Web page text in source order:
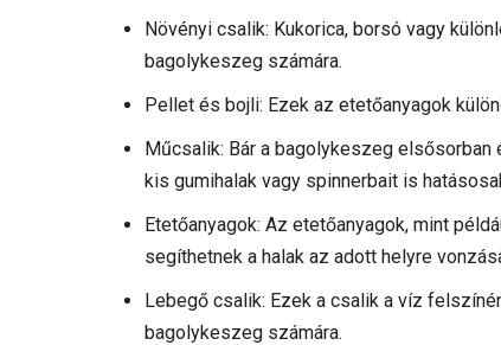
Növényi csalik: Kukorica, borsó vagy
bagolykeszeg számára.
Pellet és bojli: Ezek az etetőanyagok
Műcsalik: Bár a bagolykeszeg
kis gumihalak vagy spinnerbait is
Etetőanyagok: Az etetőanyagok, mint
segíthetnek a halak az adott helyre
Lebegő csalik: Ezek a csalik a víz
bagolykeszeg számára.